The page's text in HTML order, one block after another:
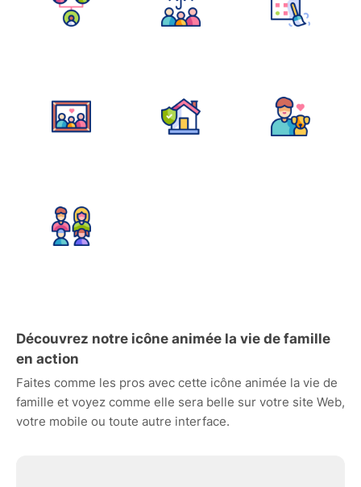
Découvrez notre icône animée la vie de famille
en action
Faites comme les pros avec cette icône animée la vie de
famille et voyez comme elle sera belle sur votre site Web,
votre mobile ou toute autre interface.